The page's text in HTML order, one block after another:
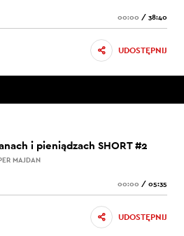
00:00 / 38:40
UDOSTĘPNIJ
i pieniądzach SHORT #2
MAJDAN
00:00 / 05:35
UDOSTĘPNIJ